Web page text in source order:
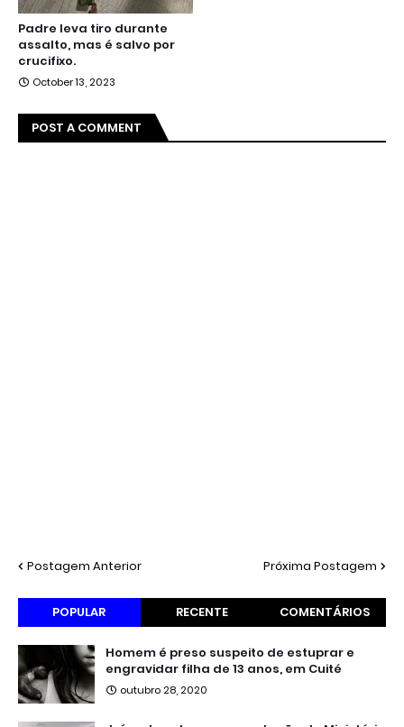
Padre leva tiro durante
assalto, mas é salvo por
crucifixo.
October 13, 2023
POST A COMMENT
Postagem Anterior Próxima Postagem
POPULAR RECENTE COMENTÁRIOS
Homem é preso suspeito de estuprar e
engravidar filha de 13 anos, em Cuité
outubro 28, 2020